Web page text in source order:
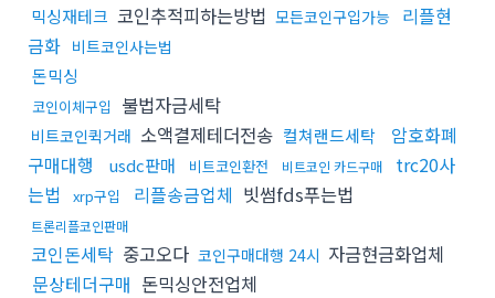
믹싱재테크 코인추적피하는방법 모든코인구입가능
리플현
금화 비트코인사는법
돈믹싱
코인이체구입 불법자금세탁
비트코인퀵거래 소액결제테더전송 컬쳐랜드세탁
암호화폐
구매대행
usdc판매 비트코인환전 비트코인 카드구매
trc20사
는법
xrp구입 리플송금업체 빗썸fds푸는법
트론리플코인판매
코인돈세탁 중고오다 코인구매대행 24시 자금현금화업체
문상테더구매 돈믹싱안전업체